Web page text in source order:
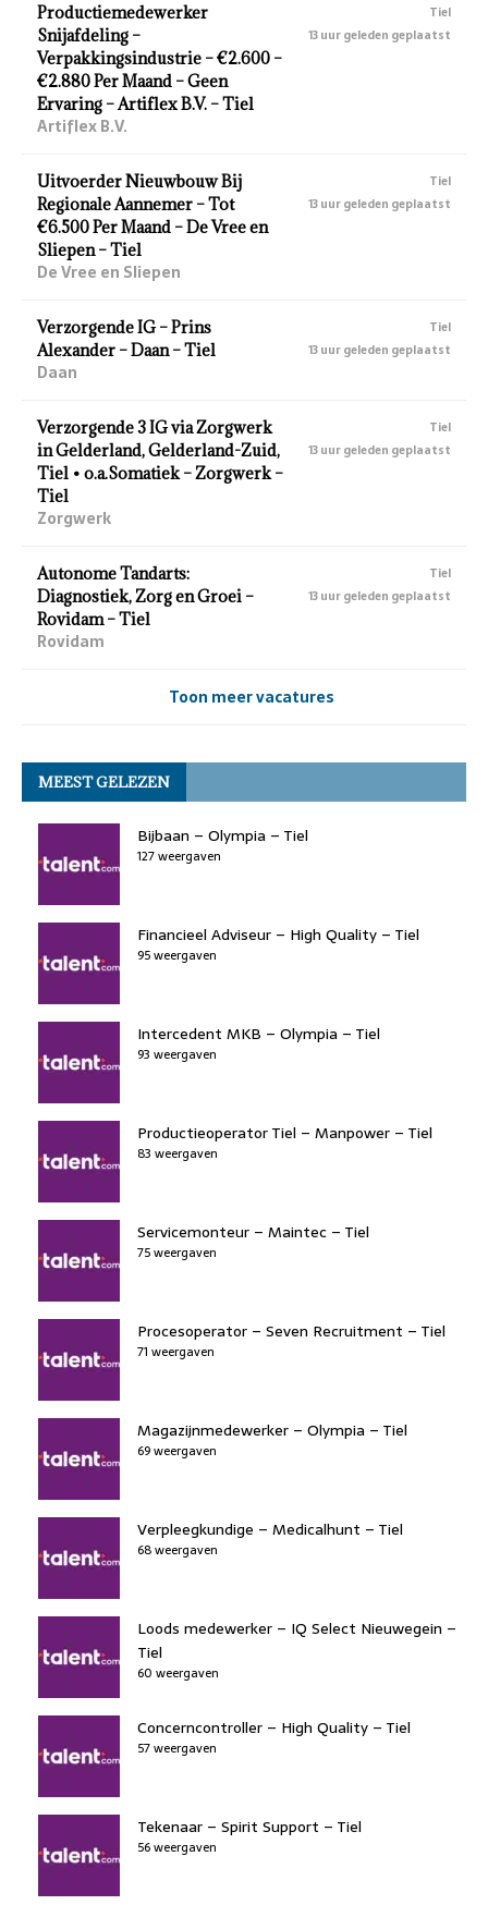
Productiemedewerker
Snijafdeling –
Verpakkingsindustrie – €2.600 –
€2.880 Per Maand – Geen
Ervaring – Artiflex B.V. – Tiel
Artiflex B.V.
Tiel
13 uur geleden geplaatst
Uitvoerder Nieuwbouw Bij
Regionale Aannemer – Tot
€6.500 Per Maand – De Vree en
Sliepen – Tiel
De Vree en Sliepen
Tiel
13 uur geleden geplaatst
Verzorgende IG – Prins
Alexander – Daan – Tiel
Daan
Tiel
13 uur geleden geplaatst
Verzorgende 3 IG via Zorgwerk
in Gelderland, Gelderland-Zuid,
Tiel • o.a.Somatiek – Zorgwerk –
Tiel
Zorgwerk
Tiel
13 uur geleden geplaatst
Autonome Tandarts:
Diagnostiek, Zorg en Groei –
Rovidam – Tiel
Rovidam
Tiel
13 uur geleden geplaatst
Toon meer vacatures
MEEST GELEZEN
Bijbaan – Olympia – Tiel
127 weergaven
Financieel Adviseur – High Quality – Tiel
95 weergaven
Intercedent MKB – Olympia – Tiel
93 weergaven
Productieoperator Tiel – Manpower – Tiel
83 weergaven
Servicemonteur – Maintec – Tiel
75 weergaven
Procesoperator – Seven Recruitment – Tiel
71 weergaven
Magazijnmedewerker – Olympia – Tiel
69 weergaven
Verpleegkundige – Medicalhunt – Tiel
68 weergaven
Loods medewerker – IQ Select Nieuwegein –
Tiel
60 weergaven
Concerncontroller – High Quality – Tiel
57 weergaven
Tekenaar – Spirit Support – Tiel
56 weergaven